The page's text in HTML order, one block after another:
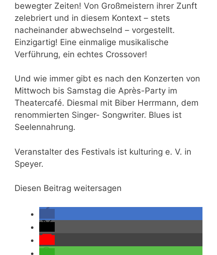
bewegter Zeiten! Von Großmeistern ihrer Zunft
zelebriert und in diesem Kontext – stets
nacheinander abwechselnd – vorgestellt.
Einzigartig! Eine einmalige musikalische
Verführung, ein echtes Crossover!
Und wie immer gibt es nach den Konzerten von
Mittwoch bis Samstag die Après-Party im
Theatercafé. Diesmal mit Biber Herrmann, dem
renommierten Singer- Songwriter. Blues ist
Seelennahrung.
Veranstalter des Festivals ist kulturing e. V. in
Speyer.
Diesen Beitrag weitersagen